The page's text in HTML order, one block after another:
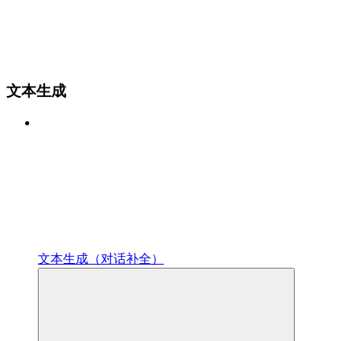
文本生成
文本生成（对话补全）